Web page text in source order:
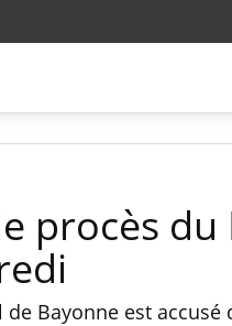
procès
Bayonne est